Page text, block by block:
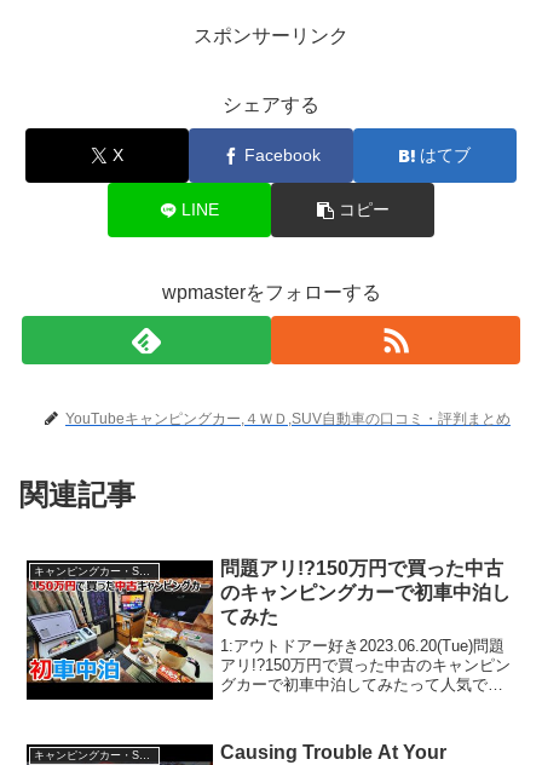
スポンサーリンク
シェアする
X Facebook はてブ
LINE コピー
wpmasterをフォローする
YouTubeキャンピングカー,４ＷＤ,SUV自動車の口コミ・評判まとめ
関連記事
キャンピングカー・SUV人気車種
問題アリ!?150万円で買った中古
のキャンピングカーで初車中泊し
てみた
1:アウトドアー好き2023.06.20(Tue)問題
アリ!?150万円で買った中古のキャンピン
グカーで初車中泊してみたって人気で話
目です！3:アウト...
キャンピングカー・SUV人気車種
Causing Trouble At Your